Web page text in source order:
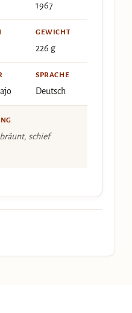
1967
GEWICHT
226 g
SPRACHE
Deutsch
schief